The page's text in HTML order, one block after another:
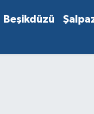
Beşikdüzü